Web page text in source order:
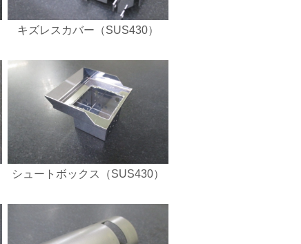
キズレスカバー（SUS430）
シュートボックス（SUS430）